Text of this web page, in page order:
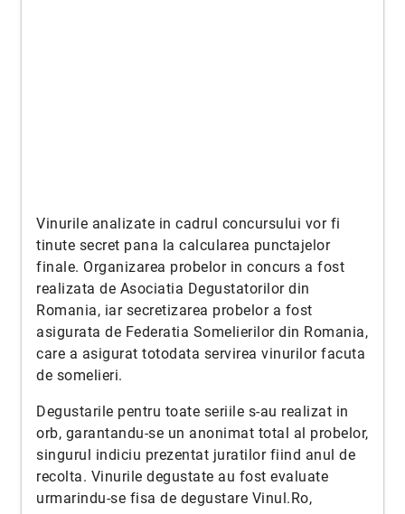
Vinurile analizate in cadrul concursului vor fi
tinute secret pana la calcularea punctajelor
finale. Organizarea probelor in concurs a fost
realizata de Asociatia Degustatorilor din
Romania, iar secretizarea probelor a fost
asigurata de Federatia Somelierilor din Romania,
care a asigurat totodata servirea vinurilor facuta
de somelieri.
Degustarile pentru toate seriile s-au realizat in
orb, garantandu-se un anonimat total al probelor,
singurul indiciu prezentat juratilor fiind anul de
recolta. Vinurile degustate au fost evaluate
urmarindu-se fisa de degustare Vinul.Ro,